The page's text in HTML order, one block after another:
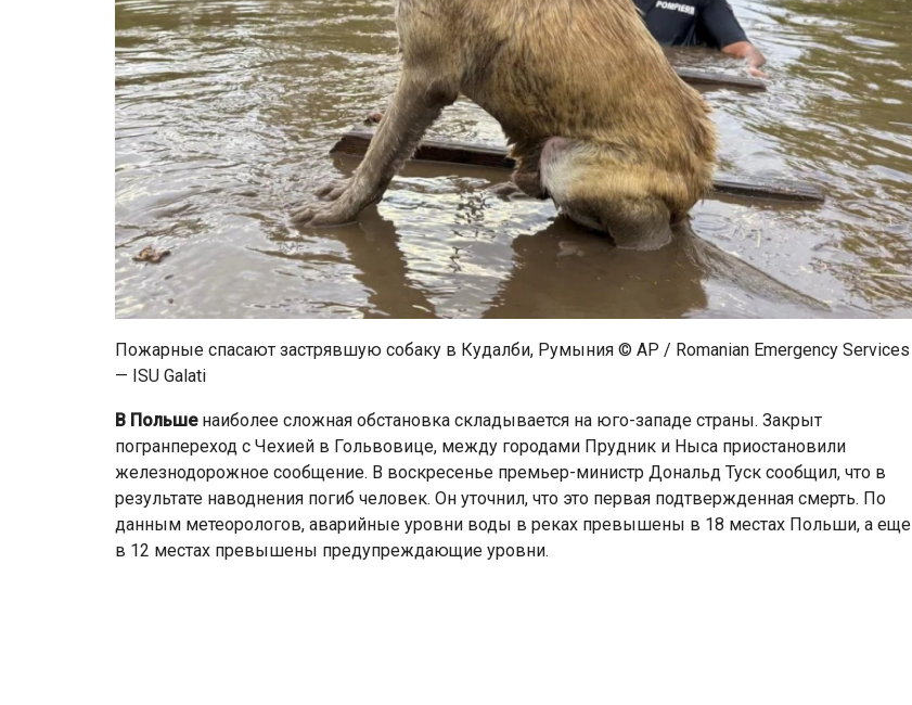
Пожарные спасают застрявшую собаку в Кудалби, Румыния © AP / Romanian Emergency Services
— ISU Galati
В Польше наиболее сложная обстановка складывается на юго-западе страны. Закрыт
погранпереход с Чехией в Гольвовице, между городами Прудник и Ныса приостановили
железнодорожное сообщение. В воскресенье премьер-министр Дональд Туск сообщил, что в
результате наводнения погиб человек. Он уточнил, что это первая подтвержденная смерть. По
данным метеорологов, аварийные уровни воды в реках превышены в 18 местах Польши, а еще
в 12 местах превышены предупреждающие уровни.